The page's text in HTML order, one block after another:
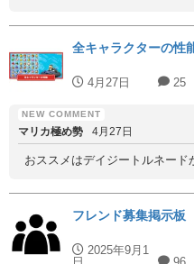
全キャラクターの性
4月27日 25
マリカ極め勢 4月27日
おススメはデイジートルネード
フレンド募集掲示板
2025年9月1